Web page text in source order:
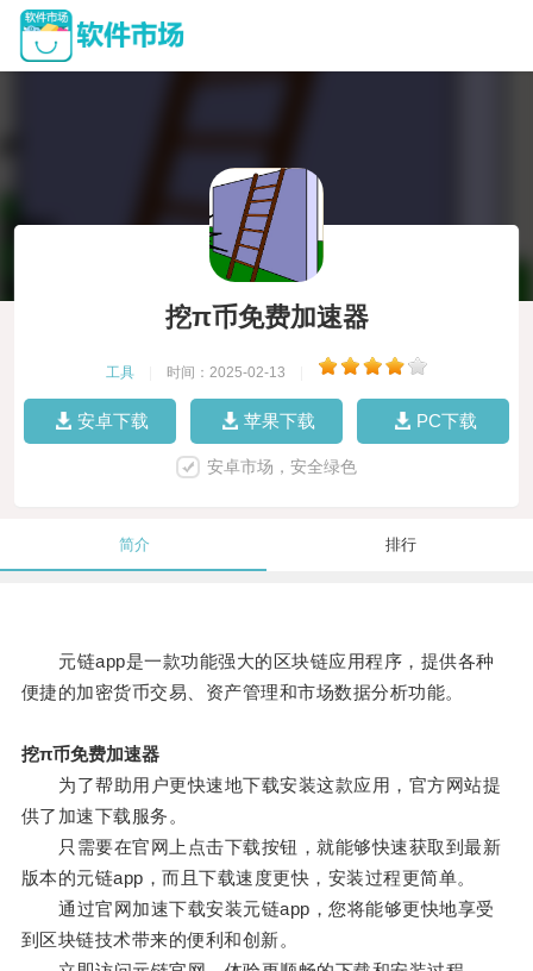
挖π币免费加速器
工具 时间：2025-02-13
安卓下载 苹果下载 PC下载
安卓市场，安全绿色
简介 排行
元链app是一款功能强大的区块链应用程序，提供各种
便捷的加密货币交易、资产管理和市场数据分析功能。
挖π币免费加速器
为了帮助用户更快速地下载安装这款应用，官方网站提
供了加速下载服务。
只需要在官网上点击下载按钮，就能够快速获取到最新
版本的元链app，而且下载速度更快，安装过程更简单。
通过官网加速下载安装元链app，您将能够更快地享受
到区块链技术带来的便利和创新。